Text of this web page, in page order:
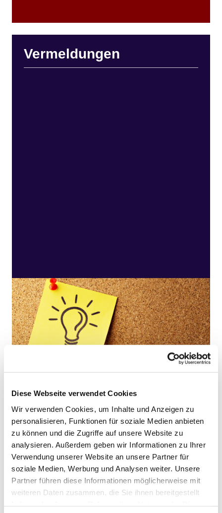
Diese Webseite verwendet Cookies
Wir verwenden Cookies, um Inhalte und Anzeigen zu
personalisieren, Funktionen für soziale Medien anbieten
zu können und die Zugriffe auf unsere Website zu
analysieren. Außerdem geben wir Informationen zu Ihrer
Verwendung unserer Website an unsere Partner für
soziale Medien, Werbung und Analysen weiter. Unsere
Partner führen diese Informationen möglicherweise mit
weiteren Daten zusammen, die Sie ihnen bereitgestellt
Vermeldungen